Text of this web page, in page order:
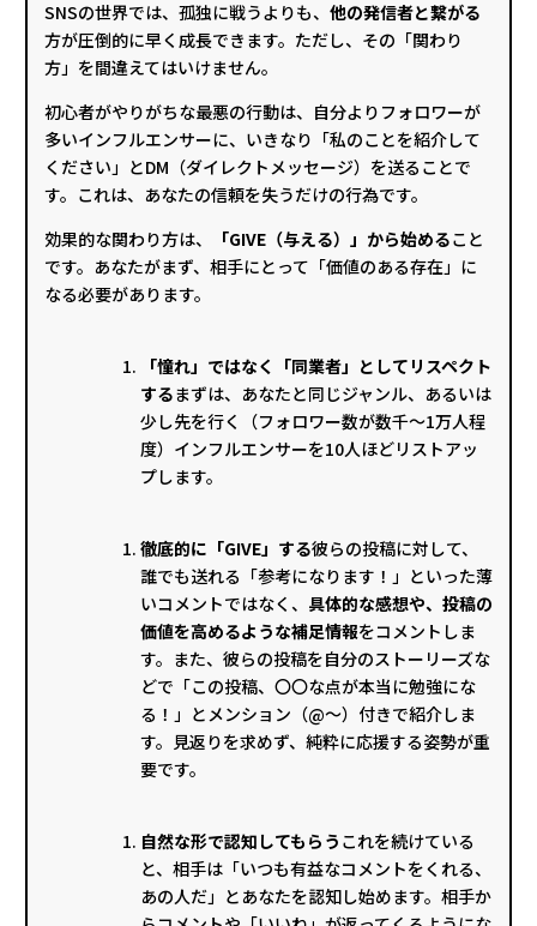
SNSの世界では、孤独に戦うよりも、 他の発信者と繋がる
方が圧倒的に早く成長できます。ただし、その「関わり
方」を間違えてはいけません。
初心者がやりがちな最悪の行動は、自分よりフォロワーが
多いインフルエンサーに、いきなり「私のことを紹介して
ください」とDM（ダイレクトメッセージ）を送ることで
す。これは、あなたの信頼を失うだけの行為です。
効果的な関わり方は、
「GIVE（与える）」から始めること
です。あなたがまず、相手にとって「価値のある存在」に
なる必要があります。
「憧れ」ではなく「同業者」としてリスペクト
するまずは、あなたと同じジャンル、あるいは
少し先を行く（フォロワー数が数千〜1万人程
度）インフルエンサーを10人ほどリストアッ
プします。
徹底的に「GIVE」する彼らの投稿に対して、
誰でも送れる「参考になります！」といった薄
いコメントではなく、 具体的な感想や、投稿の
価値を高めるような補足情報をコメントしま
す。また、彼らの投稿を自分のストーリーズな
どで「この投稿、〇〇な点が本当に勉強にな
る！」とメンション（@〜）付きで紹介しま
す。見返りを求めず、純粋に応援する姿勢が重
要です。
自然な形で認知してもらう これを続けている
と、相手は「いつも有益なコメントをくれる、
あの人だ」とあなたを認知し始めます。相手か